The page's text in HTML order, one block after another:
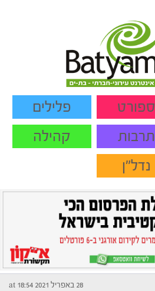
ספורט
פלילים
תרבות
קהילה
נדל"ן
28 באפריל 2021 at 18:54